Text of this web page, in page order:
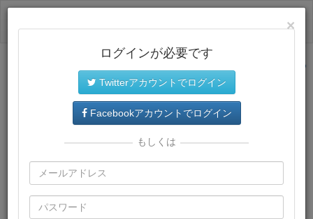
サイトトップに戻る
プレミアム会員では、教材がダウンロードでき、快適な動画
再生環境が提供されます。
×
ログインが必要です
Twitterアカウントでログイン
Facebookアカウントでログイン
もしくは